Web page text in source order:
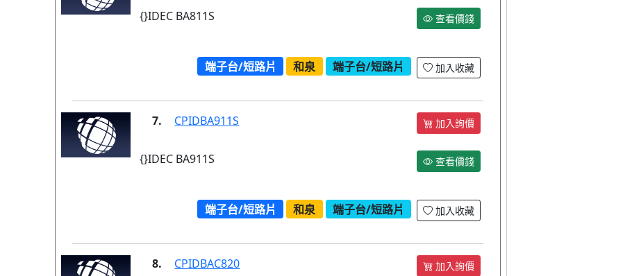
{}IDEC BA811S 查看價錢
端子台/短路片 和泉 端子台/短路片 加入收藏
7. CPIDBA911S 加入詢價
{}IDEC BA911S 查看價錢
端子台/短路片 和泉 端子台/短路片 加入收藏
8. CPIDBAC820 加入詢價